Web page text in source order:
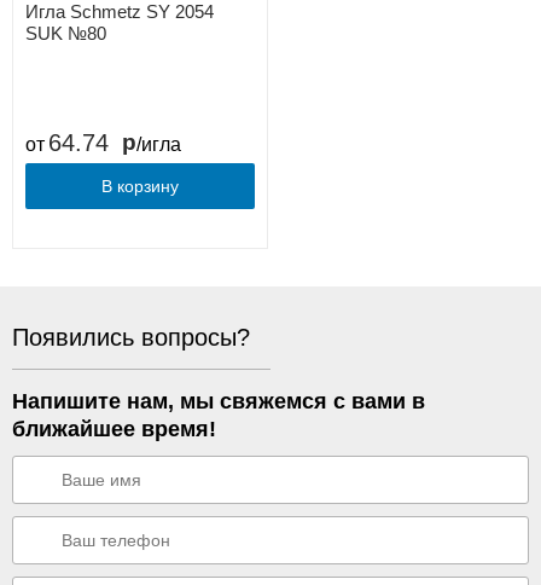
Игла Schmetz SY 2054
SUK №80
от 64.74 /игла
В корзину
Появились вопросы?
Напишите нам, мы свяжемся с вами в
ближайшее время!